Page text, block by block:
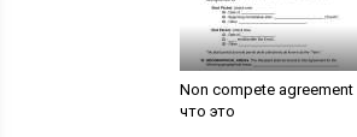
Non compete agreement
что это